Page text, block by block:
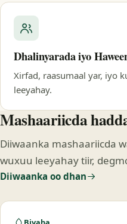
Dhalinyarada iyo
Xirfad, raasumaal yar, iyo
leeyahay.
Mashaariicda
Diiwaanka mashaariicda
wuxuu leeyahay tiir,
Diiwaanka oo dhan